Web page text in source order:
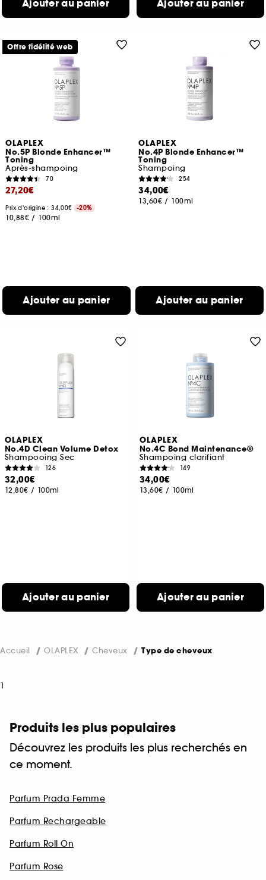
Ajouter au panier Ajouter au panier
OLAPLEX
No.5P Blonde Enhancer™
Toning
Après-shampoing
70
27,20€
Prix d'origine : 34,00€ -20%
10,88€ / 100ml
Ajouter au panier
Offre fidélité web
OLAPLEX
No.4P Blonde Enhancer™
Toning
Shampoing
254
34,00€
13,60€ / 100ml
Ajouter au panier
OLAPLEX
No.4D Clean Volume Detox
Shampooing Sec
126
32,00€
12,80€ / 100ml
Ajouter au panier
OLAPLEX
No.4C Bond Maintenance®
Shampoing clarifiant
149
34,00€
13,60€ / 100ml
Ajouter au panier
Accueil OLAPLEX Cheveux Type de cheveux
1
Produits les plus populaires
Découvrez les produits les plus recherchés en
ce moment.
Parfum Prada Femme
Parfum Rechargeable
Parfum Roll On
Parfum Rose